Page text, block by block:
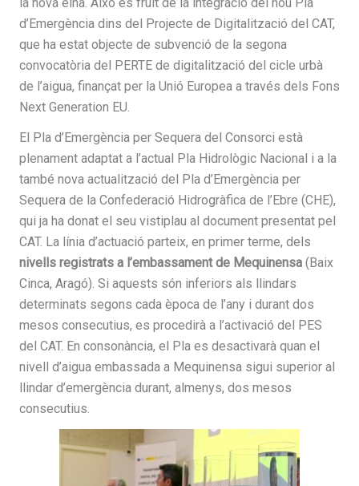
d’Emergència dins del Projecte de Digitalització del CAT,
que ha estat objecte de subvenció de la segona
convocatòria del PERTE de digitalització del cicle urbà
de l’aigua, finançat per la Unió Europea a través dels Fons
Next Generation EU.
El Pla d’Emergència per Sequera del Consorci està
plenament adaptat a l’actual Pla Hidrològic Nacional i a la
també nova actualització del Pla d’Emergència per
Sequera de la Confederació Hidrogràfica de l’Ebre (CHE),
qui ja ha donat el seu vistiplau al document presentat pel
CAT. La línia d’actuació parteix, en primer terme, dels
nivells registrats a l’embassament de Mequinensa (Baix
Cinca, Aragó). Si aquests són inferiors als llindars
determinats segons cada època de l’any i durant dos
mesos consecutius, es procedirà a l’activació del PES
del CAT. En consonància, el Pla es desactivarà quan el
nivell d’aigua embassada a Mequinensa sigui superior al
llindar d’emergència durant, almenys, dos mesos
consecutius.